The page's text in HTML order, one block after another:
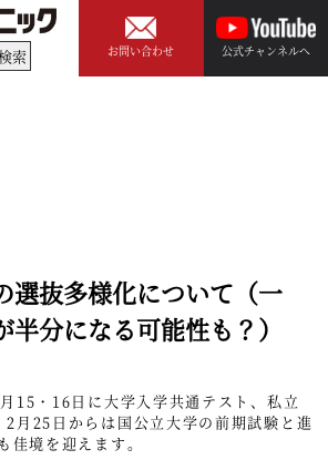
お問い合わせ 公式チャンネルへ
選抜多様化について（一
分になる可能性も？）
15・16日に大学入学共通テスト、私立
月25日からは国公立大学の前期試験と進
佳境を迎えます。